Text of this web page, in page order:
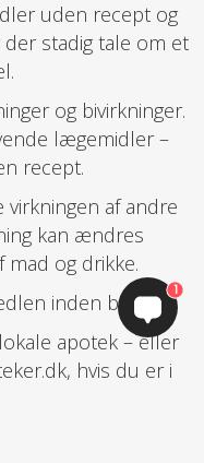
uden recept og
stadig tale om et
og bivirkninger.
lægemidler –
recept.
af andre
kan ændres
mad og drikke.
inden brug.
apotek – eller
hvis du er i
1